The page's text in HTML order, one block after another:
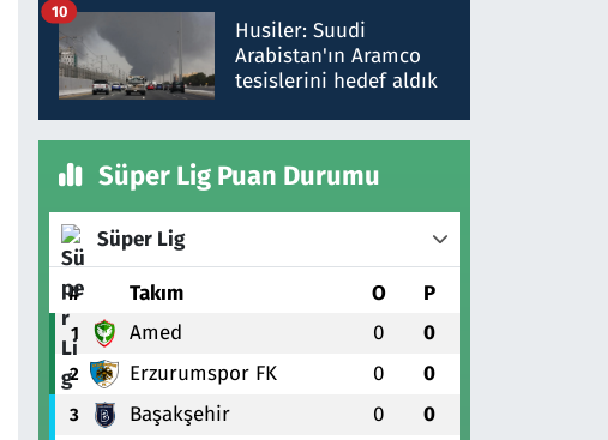
talimat verdi, ben
gönderdim
Husiler: Suudi
Arabistan'ın Aramco
tesislerini hedef aldık
10
Süper Lig Puan Durumu
Süper Lig
# Takım O P
1 Amed 0 0
2 Erzurumspor FK 0 0
3 Başakşehir 0 0